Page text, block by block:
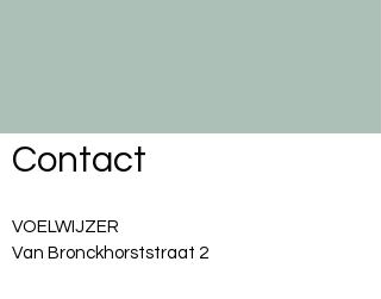
Contact
VOELWIJZER
Van Bronckhorststraat 2